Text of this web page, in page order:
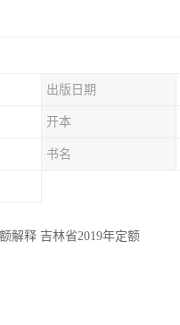
出版日期
开本
书名
解释 吉林省2019年定额